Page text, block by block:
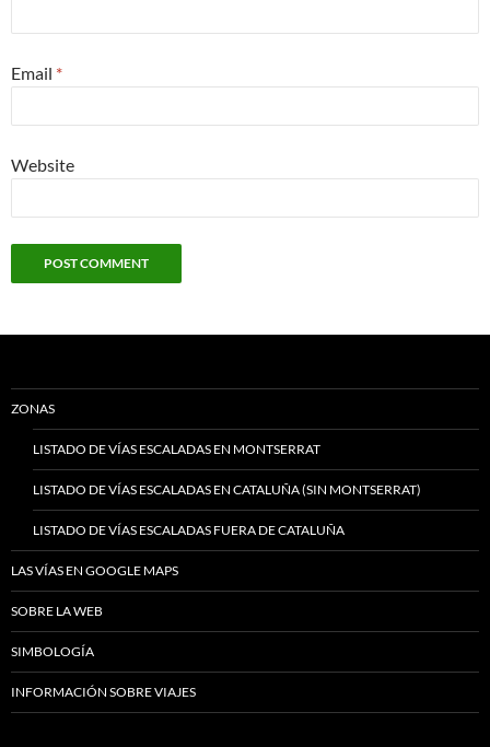
Email *
Website
ZONAS
LISTADO DE VÍAS ESCALADAS EN MONTSERRAT
LISTADO DE VÍAS ESCALADAS EN CATALUÑA (SIN MONTSERRAT)
LISTADO DE VÍAS ESCALADAS FUERA DE CATALUÑA
LAS VÍAS EN GOOGLE MAPS
SOBRE LA WEB
SIMBOLOGÍA
INFORMACIÓN SOBRE VIAJES